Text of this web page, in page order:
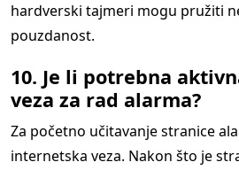
hardverski tajmeri mogu pružiti
pouzdanost.
10. Je li potrebna
veza za rad alarma?
Za početno učitavanje stranice
internetska veza. Nakon što je